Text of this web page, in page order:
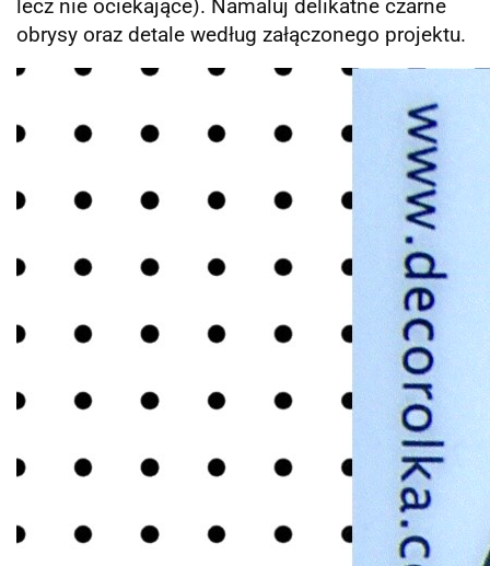
lecz nie ociekające). Namaluj delikatne czarne
obrysy oraz detale według załączonego projektu.